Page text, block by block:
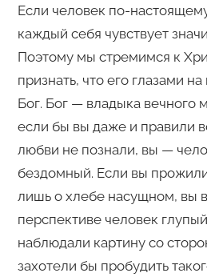
Если человек по-
каждый себя чувствует
Поэтому мы стремимся к
признать, что его глазами
Бог. Бог — владыка вечного
если бы вы даже и правили
любви не познали, вы —
бездомный. Если вы
лишь о хлебе насущном, вы
перспективе человек
наблюдали картину со
захотели бы пробудить